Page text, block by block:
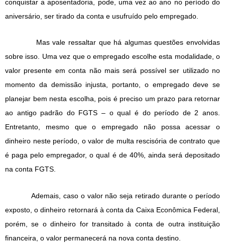
conquistar a aposentadoria, pode, uma vez ao ano no período do
aniversário, ser tirado da conta e usufruído pelo empregado.
Mas vale ressaltar que há algumas questões envolvidas
sobre isso. Uma vez que o empregado escolhe esta modalidade, o
valor presente em conta não mais será possível ser utilizado no
momento da demissão injusta, portanto, o empregado deve se
planejar bem nesta escolha, pois é preciso um prazo para retornar
ao antigo padrão do FGTS – o qual é do período de 2 anos.
Entretanto, mesmo que o empregado não possa acessar o
dinheiro neste período, o valor de multa rescisória de contrato que
é paga pelo empregador, o qual é de 40%, ainda será depositado
na conta FGTS.
Ademais, caso o valor não seja retirado durante o período
exposto, o dinheiro retornará à conta da Caixa Econômica Federal,
porém, se o dinheiro for transitado à conta de outra instituição
financeira, o valor permanecerá na nova conta destino.